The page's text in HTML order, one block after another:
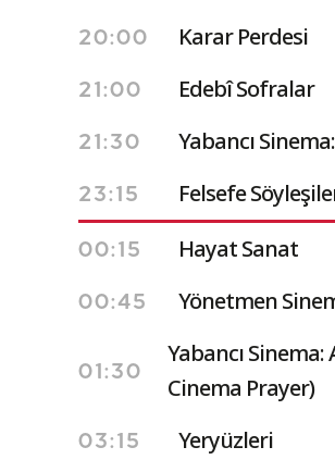
20:00 Karar Perdesi
21:00 Edebî Sofralar
21:30 Yabancı
23:15 Felsefe
00:15 Hayat Sanat
00:45 Yönetmen
01:30
Yabancı
Cinema Prayer)
03:15 Yeryüzleri